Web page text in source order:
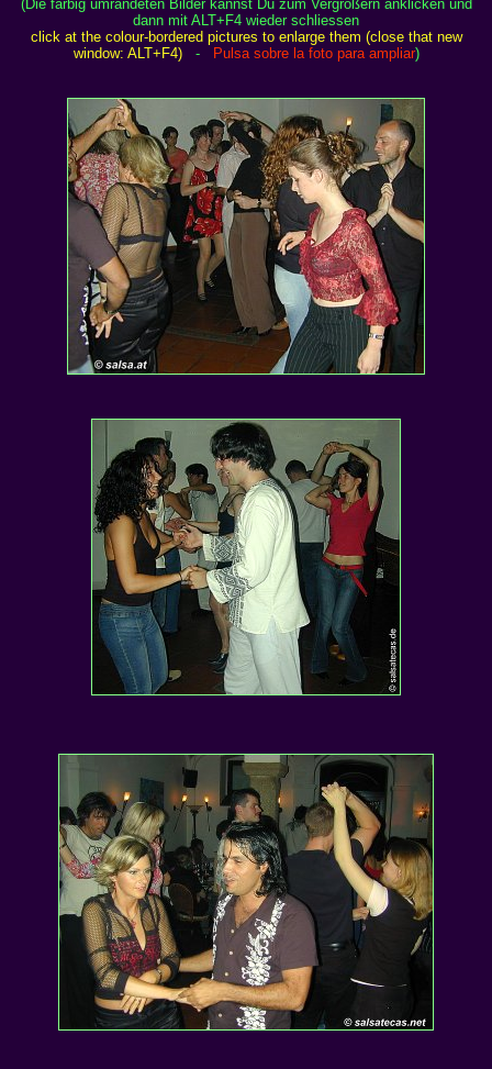
(Die farbig umrandeten Bilder kannst Du zum Vergrößern anklicken und
dann mit ALT+F4 wieder schliessen
click at the colour-bordered pictures to enlarge them (close that new
window: ALT+F4)
- Pulsa sobre la foto para ampliar)